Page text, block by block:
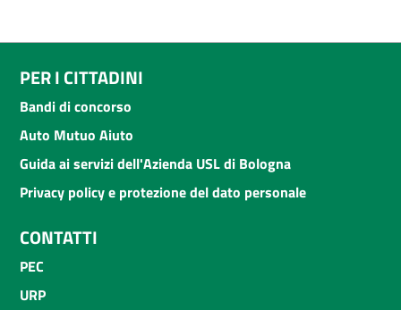
PER I CITTADINI
Bandi di concorso
Auto Mutuo Aiuto
Guida ai servizi dell'Azienda USL di Bologna
Privacy policy e protezione del dato personale
CONTATTI
PEC
URP